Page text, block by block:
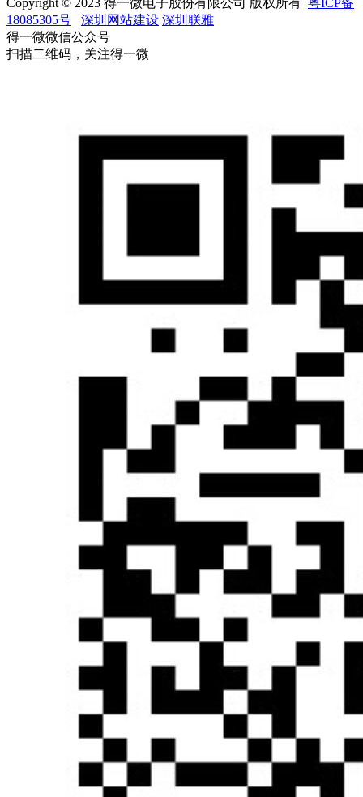
Copyright © 2023 得一微电子股份有限公司 版权所有 粤ICP备
18085305号
深圳网站建设 深圳联雅
得一微微信公众号
扫描二维码，关注得一微